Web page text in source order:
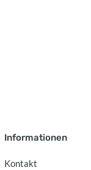
Informationen
Kontakt